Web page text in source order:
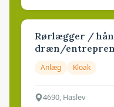
Rørlægger /
dræn/
Anlæg Kloak
4690, Haslev